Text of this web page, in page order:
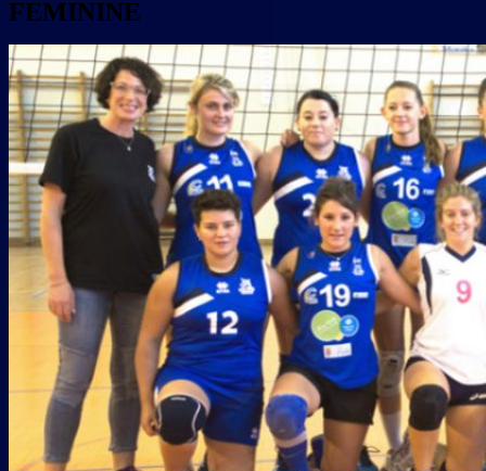
FEMININE